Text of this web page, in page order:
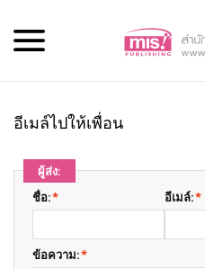
อีเมล์ไปให้เพื่อน
ผู้ส่ง:
*
ชื่อ: *
อีเมล์:
*
ข้อความ: